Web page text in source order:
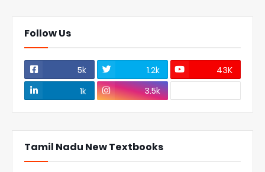
Follow Us
5k 1.2k
43K
1k
3.5k
Tamil Nadu New Textbooks